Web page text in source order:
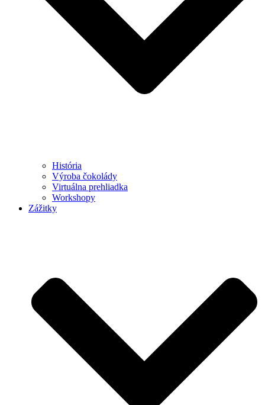
História
Výroba čokolády
Virtuálna prehliadka
Workshopy
Zážitky